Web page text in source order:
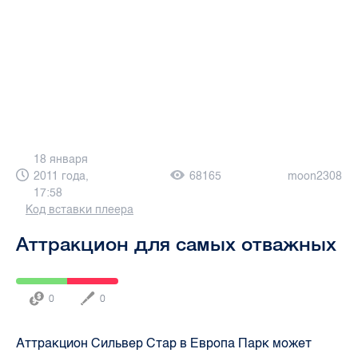
18 января
2011 года,
17:58
68165 moon2308
Код вставки плеера
Аттракцион для самых отважных
0 0
Аттракцион Сильвер Стар в Европа Парк может